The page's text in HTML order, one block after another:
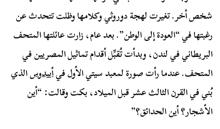
شخص أخر. تغيرت لهجة دوروثي وكلامها وظلت تتحدث عن
رغبتها في “العودة إلى الوطن”. بعد عام، زارت عائلتها المتحف
البريطاني في لندن، وبدأت تُقبِّل أقدام تماثيل المصريين في
المتحف. عندما رأت صورة لمعبد سيتي الأول فيأبيدوسالذي
بُني في القرن الثالث عشر قبل الميلاد، بكت وقالت: “أين
الأشجار؟ أين الحدائق؟”